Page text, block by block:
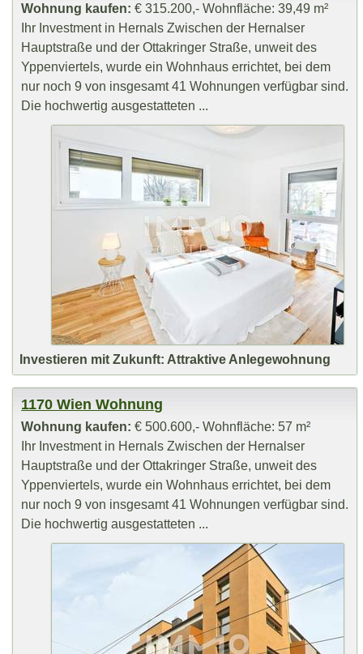
Wohnung kaufen: € 315.200,- Wohnfläche: 39,49 m²
Ihr Investment in Hernals Zwischen der Hernalser
Hauptstraße und der Ottakringer Straße, unweit des
Yppenviertels, wurde ein Wohnhaus errichtet, bei dem
nur noch 9 von insgesamt 41 Wohnungen verfügbar sind.
Die hochwertig ausgestatteten ...
Investieren mit Zukunft: Attraktive Anlegewohnung
1170 Wien Wohnung
Wohnung kaufen: € 500.600,- Wohnfläche: 57 m²
Ihr Investment in Hernals Zwischen der Hernalser
Hauptstraße und der Ottakringer Straße, unweit des
Yppenviertels, wurde ein Wohnhaus errichtet, bei dem
nur noch 9 von insgesamt 41 Wohnungen verfügbar sind.
Die hochwertig ausgestatteten ...